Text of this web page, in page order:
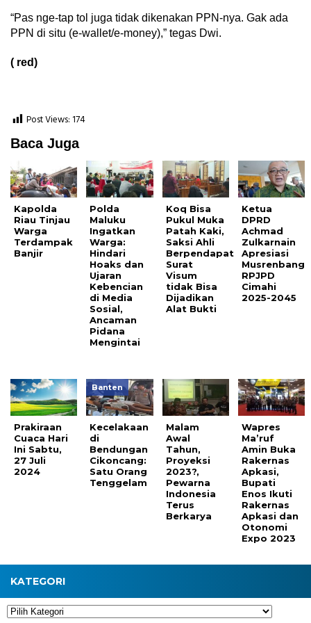
“Pas nge-tap tol juga tidak dikenakan PPN-nya. Gak ada
PPN di situ (e-wallet/e-money),” tegas Dwi.
( red)
Post Views: 174
Baca Juga
Kapolda
Riau Tinjau
Warga
Terdampak
Banjir
Polda
Maluku
Ingatkan
Warga:
Hindari
Hoaks dan
Ujaran
Kebencian
di Media
Sosial,
Ancaman
Pidana
Mengintai
Koq Bisa
Pukul Muka
Patah Kaki,
Saksi Ahli
Berpendapat
Surat
Visum
tidak Bisa
Dijadikan
Alat Bukti
Ketua
DPRD
Achmad
Zulkarnain
Apresiasi
Musrenbang
RPJPD
Cimahi
2025-2045
Prakiraan
Cuaca Hari
Ini Sabtu,
27 Juli
2024
Banten
Kecelakaan
di
Bendungan
Cikoncang:
Satu Orang
Tenggelam
Malam
Awal
Tahun,
Proyeksi
2023?,
Pewarna
Indonesia
Terus
Berkarya
Wapres
Ma’ruf
Amin Buka
Rakernas
Apkasi,
Bupati
Enos Ikuti
Rakernas
Apkasi dan
Otonomi
Expo 2023
KATEGORI
Kategori